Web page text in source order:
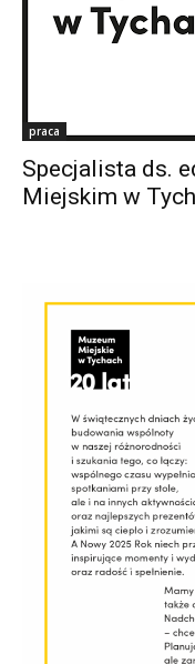
praca
Specjalista ds.
Miejskim w